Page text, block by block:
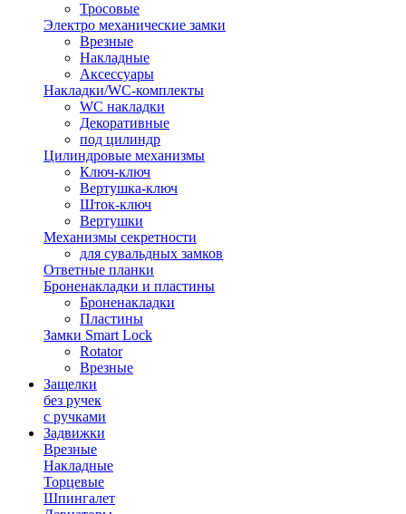
Тросовые
Электро механические замки
Врезные
Накладные
Аксессуары
Накладки/WC-комплекты
WC накладки
Декоративные
под цилиндр
Цилиндровые механизмы
Ключ-ключ
Вертушка-ключ
Шток-ключ
Вертушки
Механизмы секретности
для сувальдных замков
Ответные планки
Броненакладки и пластины
Броненакладки
Пластины
Замки Smart Lock
Rotator
Врезные
Защелки
без ручек
с ручками
Задвижки
Врезные
Накладные
Торцевые
Шпингалет